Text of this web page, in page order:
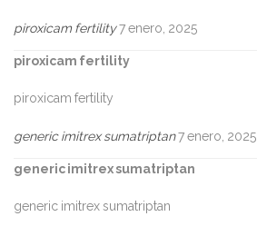
piroxicam fertility7 enero, 2025
piroxicam fertility
piroxicam fertility
generic imitrex sumatriptan7 enero, 2025
generic imitrex sumatriptan
generic imitrex sumatriptan